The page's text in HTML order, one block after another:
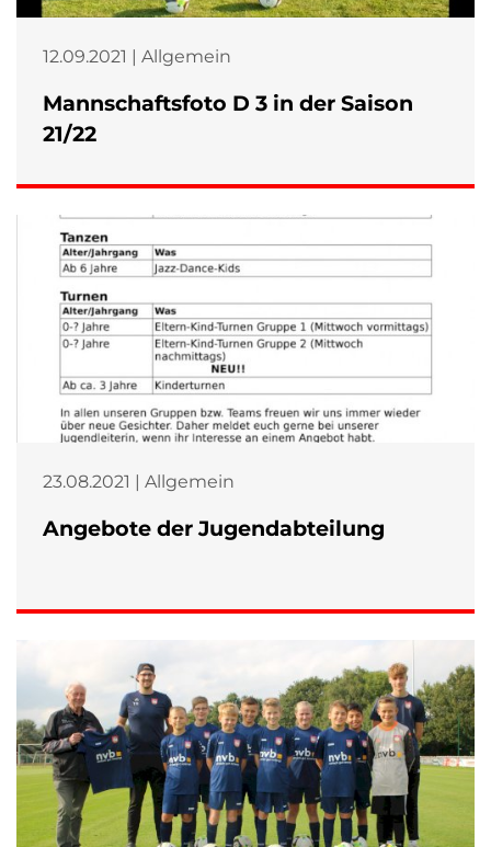
12.09.2021 | Allgemein
Mannschaftsfoto D 3 in der Saison
21/22
23.08.2021 | Allgemein
Angebote der Jugendabteilung